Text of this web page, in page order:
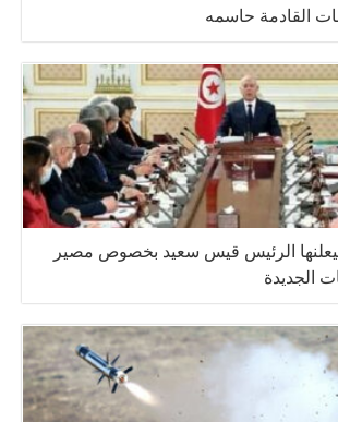
القادمة حاسمه
الرئيس قيس سعيد بخصوص مصير
الجديدة